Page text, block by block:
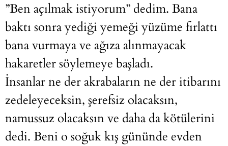
”Ben açılmak istiyorum” dedim. Bana
baktı sonra yediği yemeği yüzüme fırlattı
bana vurmaya ve ağıza alınmayacak
hakaretler söylemeye başladı.
İnsanlar ne der akrabaların ne der itibarını
zedeleyeceksin, şerefsiz olacaksın,
namussuz olacaksın ve daha da kötülerini
dedi. Beni o soğuk kış gününde evden